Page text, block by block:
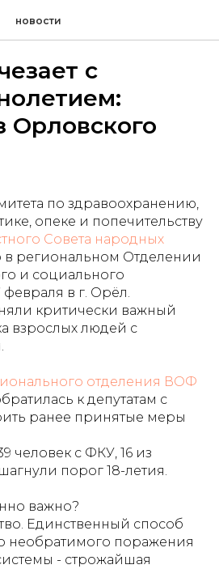
новости
с
Орловского
по здравоохранению,
опеке и попечительству
Совета народных
региональном Отделении
и социального
февраля в г. Орёл.
критически важный
взрослых людей с
отделения ВОФ
к депутатам с
ранее принятые меры
человек с ФКУ, 16 из
порог 18-летия.
важно?
Единственный способ
необратимого поражения
- строжайшая